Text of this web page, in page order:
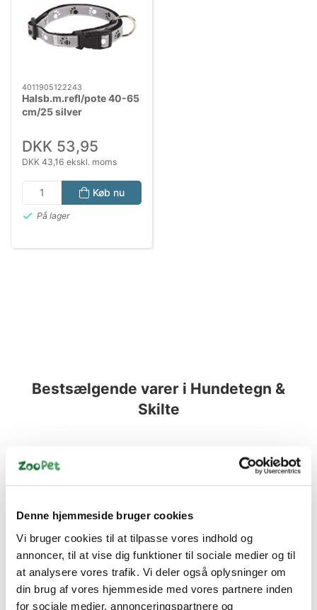
Denne hjemmeside bruger cookies
Vi bruger cookies til at tilpasse vores indhold og
annoncer, til at vise dig funktioner til sociale medier og til
at analysere vores trafik. Vi deler også oplysninger om
din brug af vores hjemmeside med vores partnere inden
for sociale medier, annonceringspartnere og
4011905122243
Halsb.m.refl/pote 40-65
cm/25 silver
DKK 53,95
DKK 43,16 ekskl. moms
Køb nu
På lager
Bestsælgende varer i Hundetegn &
Skilte
5705574105001
Skilt "Advarsel" Hvid
20x29cm